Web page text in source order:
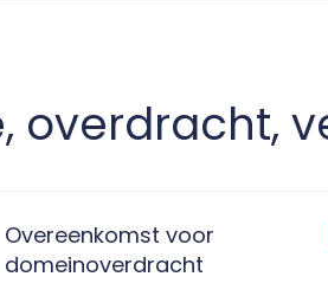
overdracht,
Overeenkomst voor
domeinoverdracht